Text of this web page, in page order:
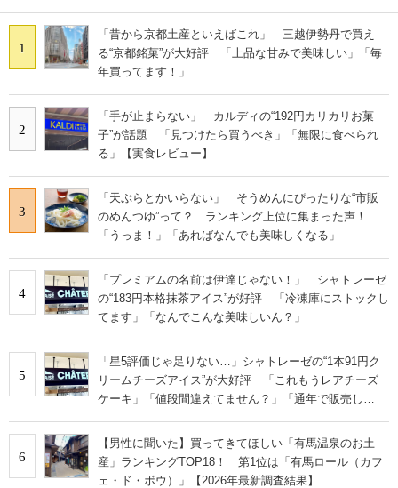
1
「昔から京都土産といえばこれ」 三越伊勢丹で買え
る“京都銘菓”が大好評 「上品な甘みで美味しい」「毎
年買ってます！」
2
「手が止まらない」 カルディの“192円カリカリお菓
子”が話題 「見つけたら買うべき」「無限に食べられ
る」【実食レビュー】
3
「天ぷらとかいらない」 そうめんにぴったりな“市販
のめんつゆ”って？ ランキング上位に集まった声！
「うっま！」「あればなんでも美味しくなる」
4
「プレミアムの名前は伊達じゃない！」 シャトレーゼ
の“183円本格抹茶アイス”が好評 「冷凍庫にストックし
てます」「なんでこんな美味しいん？」
5
「星5評価じゃ足りない…」シャトレーゼの“1本91円ク
リームチーズアイス”が大好評 「これもうレアチーズ
ケーキ」「値段間違えてません？」「通年で販売し
6
【男性に聞いた】買ってきてほしい「有馬温泉のお土
産」ランキングTOP18！ 第1位は「有馬ロール（カフ
ェ・ド・ボウ）」【2026年最新調査結果】